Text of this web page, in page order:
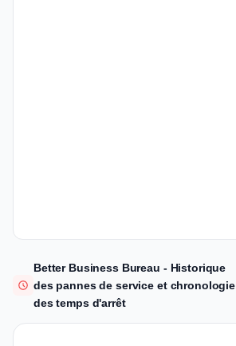
Better Business Bureau - Historique
des pannes de service et chronologie
des temps d'arrêt